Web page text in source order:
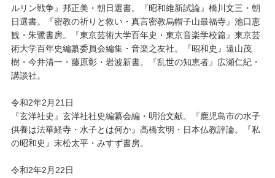
ルリン戦争』邦正美・朝日選書。『昭和維新試論』橋川文三・朝
日選書。『密教の祈りと救い・真言密教烏帽子山最福寺』池口恵
観・朱鷺書房。『東京芸術大学百年史・東京音楽学校篇』東京芸
術大学百年史編纂委員会編集・音楽之友社。『昭和史』遠山茂
樹・今井清一・藤原彰・岩波新書。『乱世の知恵者』広瀬仁紀・
講談社。
令和2年2月21日
『玄洋社史』玄洋社社史編纂会編・明治文献。『鹿児島市の水子
供養は法華経寺・水子とは何か』高橋玄明・日本仏教評論。『私
の昭和史』末松太平・みすず書房。
令和2年2月22日